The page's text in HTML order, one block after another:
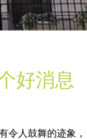
好消息
令人鼓舞的迹象，